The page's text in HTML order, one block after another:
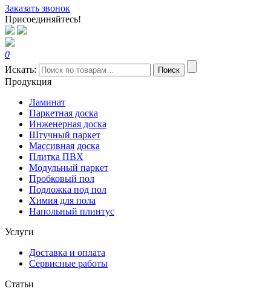
Заказать звонок
Присоединяйтесь!
0
Искать:
Поиск
Продукция
Ламинат
Паркетная доска
Инженерная доска
Штучный паркет
Массивная доска
Плитка ПВХ
Модульный паркет
Пробковый пол
Подложка под пол
Химия для пола
Напольный плинтус
Услуги
Доставка и оплата
Сервисные работы
Статьи